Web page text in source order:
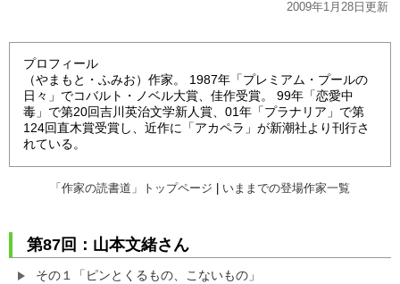
2009年1月28日更新
プロフィール
（やまもと・ふみお）作家。 1987年「プレミアム・プールの
日々」でコバルト・ノベル大賞、佳作受賞。 99年「恋愛中
毒」で第20回吉川英治文学新人賞、01年「プラナリア」で第
124回直木賞受賞し、近作に「アカペラ」が新潮社より刊行さ
れている。
「作家の読書道」トップページ いままでの登場作家一覧
第87回：山本文緒さん
その１「ピンとくるもの、こないもの」